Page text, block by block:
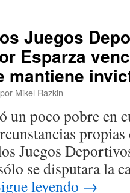
los
Juegos
Deportivos
de
Navarra
(parte
2/2):
Aitor
Esparza
nos
regala
una
joya
Juegos
Esparza
mantiene
por Mikel Razkin
un poco pobre en
Juegos
se disputara la
leyendo →